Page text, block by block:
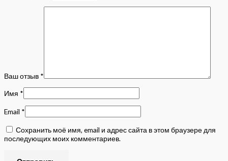
Ваш отзыв *
Имя *
Email *
Сохранить моё имя, email и адрес сайта в этом браузере для
последующих моих комментариев.